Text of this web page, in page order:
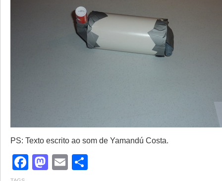
PS: Texto escrito ao som de Yamandú Costa.
Facebook
Mastodon
Email